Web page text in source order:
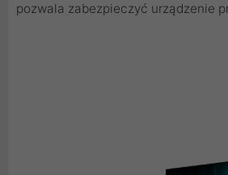
pozwala zabezpieczyć urządzenie